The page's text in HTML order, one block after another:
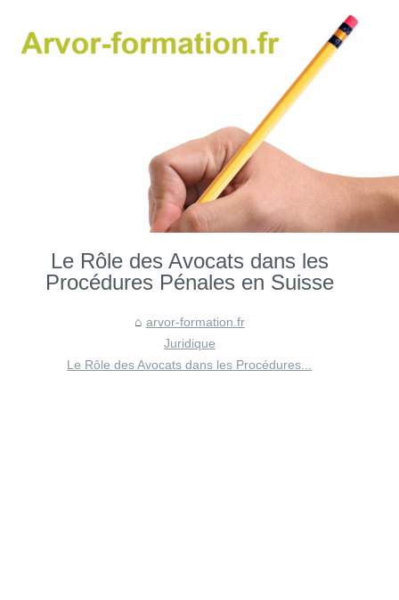
Le Rôle des Avocats dans les
Procédures Pénales en Suisse
arvor-formation.fr
Juridique
Le Rôle des Avocats dans les Procédures...